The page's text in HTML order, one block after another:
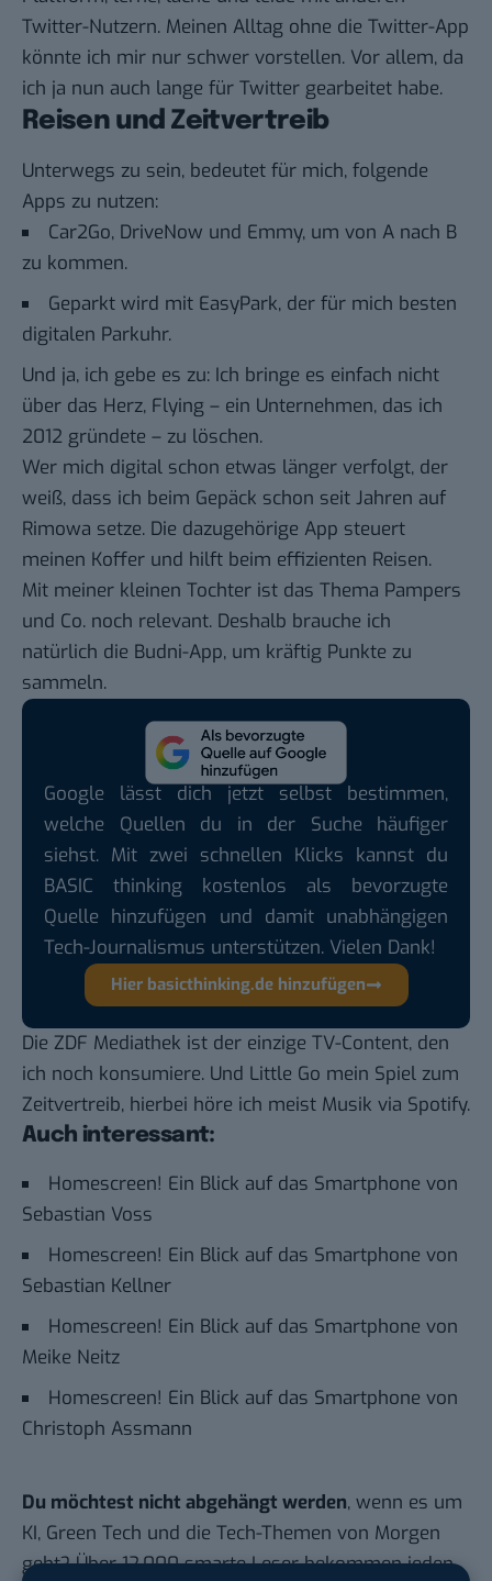
Twitter-Nutzern. Meinen Alltag ohne die Twitter-App
könnte ich mir nur schwer vorstellen. Vor allem, da
ich ja nun auch lange für Twitter gearbeitet habe.
Reisen und Zeitvertreib
Unterwegs zu sein, bedeutet für mich, folgende
Apps zu nutzen:
Car2Go, DriveNow und Emmy, um von A nach B
zu kommen.
Geparkt wird mit EasyPark, der für mich besten
digitalen Parkuhr.
Und ja, ich gebe es zu: Ich bringe es einfach nicht
über das Herz, Flying – ein Unternehmen, das ich
2012 gründete – zu löschen.
Wer mich digital schon etwas länger verfolgt, der
weiß, dass ich beim Gepäck schon seit Jahren auf
Rimowa setze. Die dazugehörige App steuert
meinen Koffer und hilft beim effizienten Reisen.
Mit meiner kleinen Tochter ist das Thema Pampers
und Co. noch relevant. Deshalb brauche ich
natürlich die Budni-App, um kräftig Punkte zu
sammeln.
Google lässt dich jetzt selbst bestimmen,
welche Quellen du in der Suche häufiger
siehst. Mit zwei schnellen Klicks kannst du
BASIC thinking kostenlos als bevorzugte
Quelle hinzufügen und damit unabhängigen
Tech-Journalismus unterstützen. Vielen Dank!
Hier basicthinking.de hinzufügen
Die ZDF Mediathek ist der einzige TV-Content, den
ich noch konsumiere. Und Little Go mein Spiel zum
Zeitvertreib, hierbei höre ich meist Musik via Spotify.
Auch interessant:
Homescreen! Ein Blick auf das Smartphone von
Sebastian Voss
Homescreen! Ein Blick auf das Smartphone von
Sebastian Kellner
Homescreen! Ein Blick auf das Smartphone von
Meike Neitz
Homescreen! Ein Blick auf das Smartphone von
Christoph Assmann
Du möchtest nicht abgehängt werden, wenn es um
KI, Green Tech und die Tech-Themen von Morgen
geht? Über 12.000 smarte Leser bekommen jeden